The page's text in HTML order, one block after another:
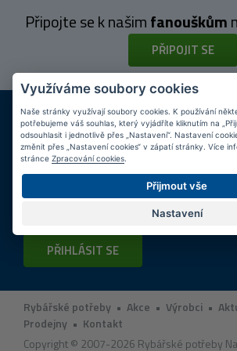
Připojte se k našimfanouškům
PŘIPOJIT SE
DOPRAVA ZDARMA
Při nákupu nad 2 000 Kč
Jsme na
Tipyk nákupu
Napište nám svůj e-mail a my vás
o zajímavých nabídkách!
PŘIHLÁSIT SE
Rybářské potřeby • Akce • Výrobci •
Prodejny • Kontakt
Copyright © 2007-2026 Rybářské potřeby
Využíváme soubory cookies
Naše stránky využívají soubory cookies. K používání
potřebujeme váš souhlas, který vyjádříte kliknutím na
odsouhlasit i jednotlivě přes „Nastavení“. Nastavení
změnit přes „Nastavení cookies“ v zápatí stránky. Více
stránce Zpracování cookies
Přijmout vše
Nastavení